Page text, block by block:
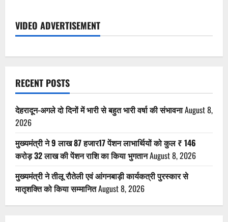
VIDEO ADVERTISEMENT
RECENT POSTS
देहरादून-अगले दो दिनों में भारी से बहुत भारी वर्षा की संभावनाAugust 8,
2026
मुख्यमंत्री ने 9 लाख 87 हजार17 पेंशन लाभार्थियों को कुल ₹ 146
करोड़ 32 लाख की पेंशन राशि का किया भुगतानAugust 8, 2026
मुख्यमंत्री ने तीलू रौतेली एवं आंगनबाड़ी कार्यकत्री पुरस्कार से
मातृशक्ति को किया सम्मानितAugust 8, 2026